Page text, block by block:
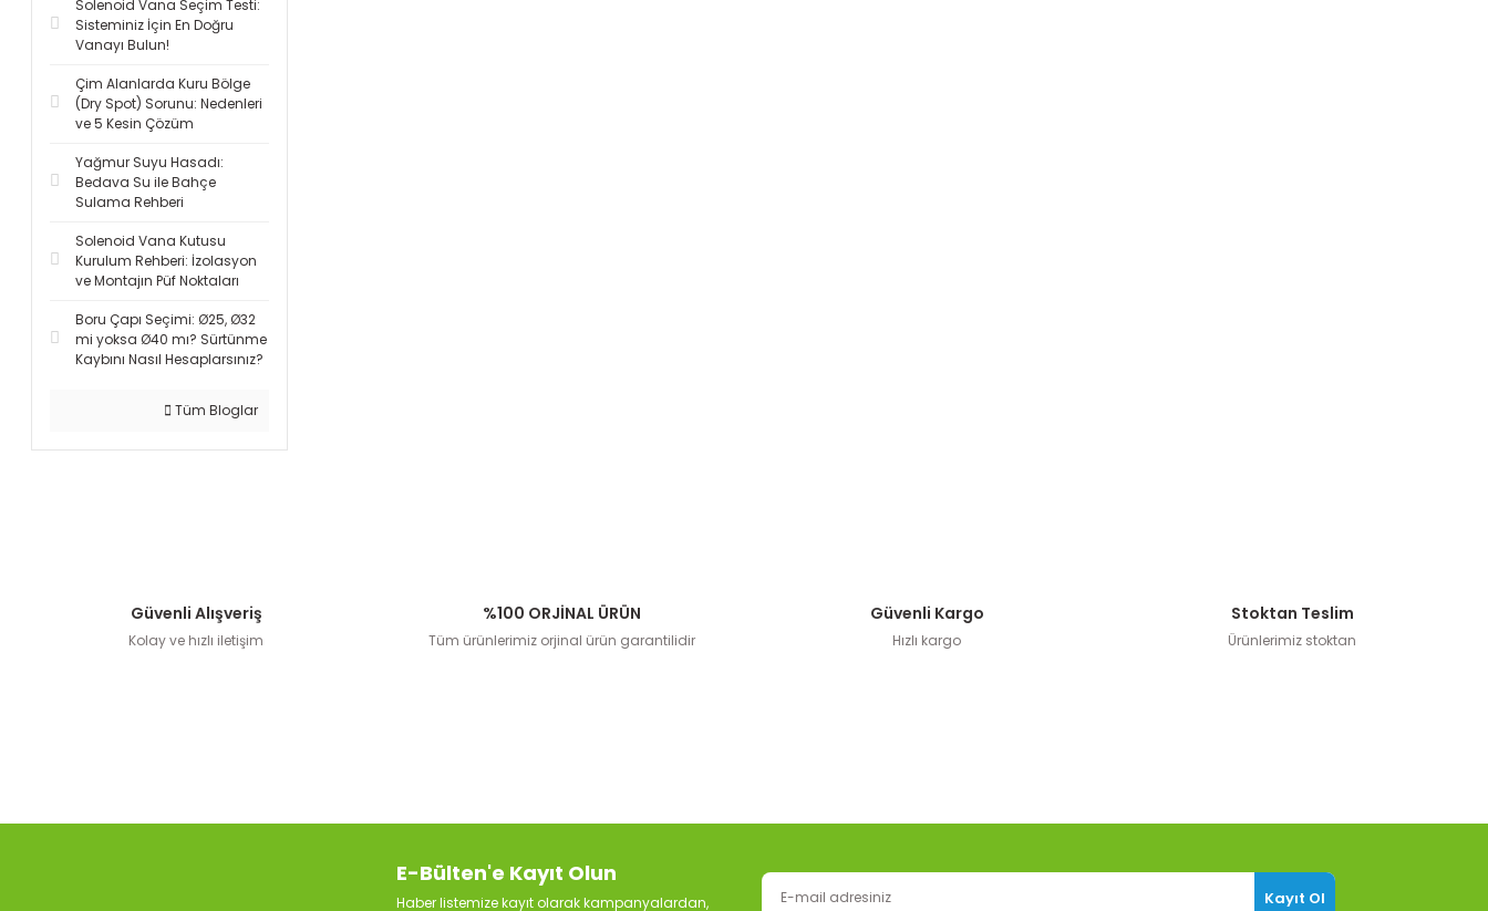
Solenoid Vana Seçim Testi:
Sisteminiz İçin En Doğru
Vanayı Bulun!
Çim Alanlarda Kuru Bölge
(Dry Spot) Sorunu: Nedenleri
ve 5 Kesin Çözüm
Yağmur Suyu Hasadı:
Bedava Su ile Bahçe
Sulama Rehberi
Solenoid Vana Kutusu
Kurulum Rehberi: İzolasyon
ve Montajın Püf Noktaları
Boru Çapı Seçimi: Ø25, Ø32
mi yoksa Ø40 mı? Sürtünme
Kaybını Nasıl Hesaplarsınız?
Tüm Bloglar
Güvenli Alışveriş
Kolay ve hızlı iletişim
%100 ORJİNAL ÜRÜN
Tüm ürünlerimiz orjinal ürün garantilidir
Güvenli Kargo
Hızlı kargo
Stoktan Teslim
Ürünlerimiz stoktan
E-Bülten'e Kayıt Olun
Haber listemize kayıt olarak kampanyalardan, Kayıt Ol